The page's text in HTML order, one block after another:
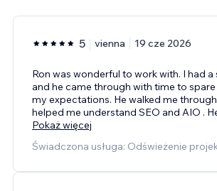
5 vienna 19 cze 2026
Ron was wonderful to work with. I had
and he came through with time to
my expectations. He walked me
helped me understand SEO and AIO .
Pokaż więcej
Świadczona usługa: Odświeżenie